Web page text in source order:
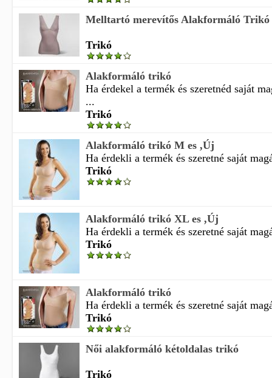
Melltartó merevítős Alakformáló Trikó
Trikó
Alakformáló trikó
Ha érdekel a termék és szeretnéd saját
...
Trikó
Alakformáló trikó M es ,Új
Ha érdekli a termék és szeretné saját
Trikó
Alakformáló trikó XL es ,Új
Ha érdekli a termék és szeretné saját
Trikó
Alakformáló trikó
Ha érdekli a termék és szeretné saját
Trikó
Női alakformáló kétoldalas trikó
Trikó